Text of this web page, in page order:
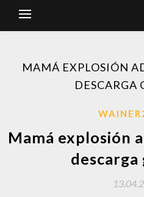
MAMÁ EXPLOSIÓN
DESCARGA
Mamá explosión